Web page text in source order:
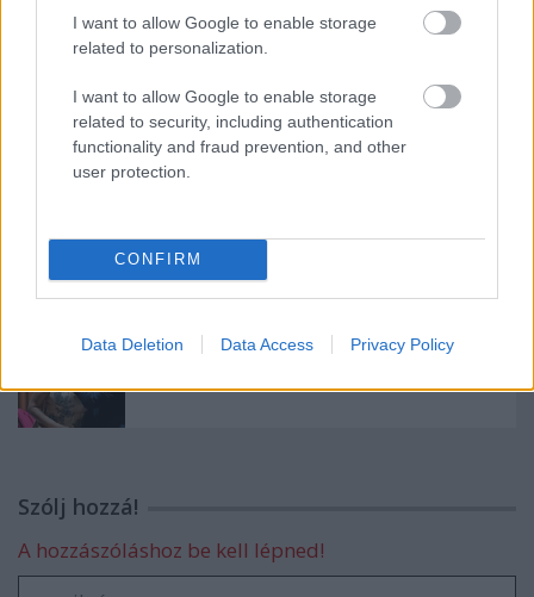
I want to allow Google to enable storage
related to personalization.
I want to allow Google to enable storage
related to security, including authentication
functionality and fraud prevention, and other
user protection.
CONFIRM
Data Deletion Data Access Privacy Policy
Címkék:Joseph Calleja
Ajánlott bejegyzések:
Szólj hozzá!
A hozzászóláshoz be kell lépned!